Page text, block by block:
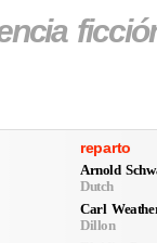
reparto
Arnold
Dutch
Carl
Dillon